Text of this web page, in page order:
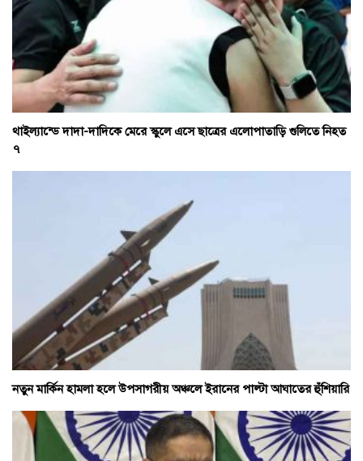
থাইল্যান্ডে দাদা-দাদিকে মেরে স্কুলে এসে ছাত্রের এলোপাতাড়ি গুলিতে নিহত
৭
নতুন মার্কিন হামলা হলে উপসাগরীয় অঞ্চলে ইরানের পাল্টা আঘাতের হুঁশিয়ারি